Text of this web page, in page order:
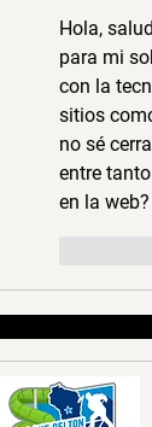
Hola,
para mi
con la
sitios
no sé
entre
en la